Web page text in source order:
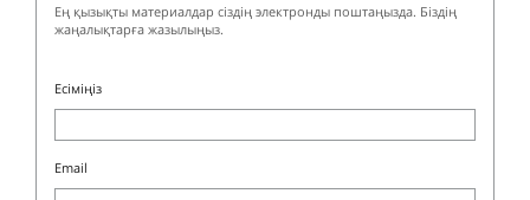
Ең қызықты материалдар сіздің электронды поштаңызда. Біздің
жаңалықтарға жазылыңыз.
Есіміңіз
Email